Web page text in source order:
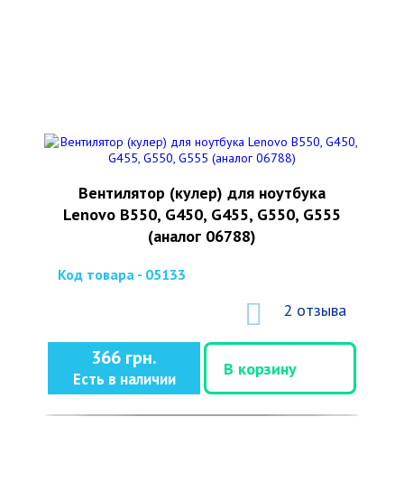
Вентилятор (кулер) для ноутбука
Lenovo B550, G450, G455, G550, G555
(аналог 06788)
Код товара - 05133
2 отзыва
366 грн.
Есть в наличии
В корзину